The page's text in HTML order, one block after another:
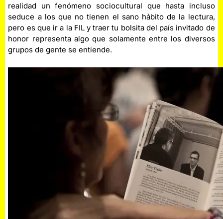
realidad un fenómeno sociocultural que hasta incluso
seduce a los que no tienen el sano hábito de la lectura,
pero es que ir a la FIL y traer tu bolsita del país invitado de
honor representa algo que solamente entre los diversos
grupos de gente se entiende.